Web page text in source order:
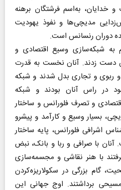
خدایان، به‌اسم فرشتگان برهنه‌
مدیچی‌ها و نفوذ یهودیت
دوران رنسانس است.
شبکه‌سازی وسیع اقتصادی و
دست زدند. آنان نخست به قدرت
و ربوی و تجاری بدل شدند و شبکه
در راس آنان بودند و شبکه
و تصرف فلورانس و ساختار
بسیار وسیع و کارآمد و پیشرو
اشرافی فلورانس، پایه ساختار
با صرافی و ربا و بانک، نبض
با هنر نقاشی و مجسمه‌سازی
گام بزرگی در سکولاریزه‌کردن
برداشتند. اوج جهانی این